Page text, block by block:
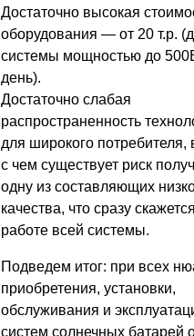
Достаточно высокая
оборудования — от 20 т.р.
системы мощностью до
день).
Достаточно слабая
распространенность
для широкого потребителя,
с чем существует риск
одну из составляющих
качества, что сразу
работе всей системы.
Подведем итог: при всех
приобретения, установки,
обслуживания и
систем солнечных батарей